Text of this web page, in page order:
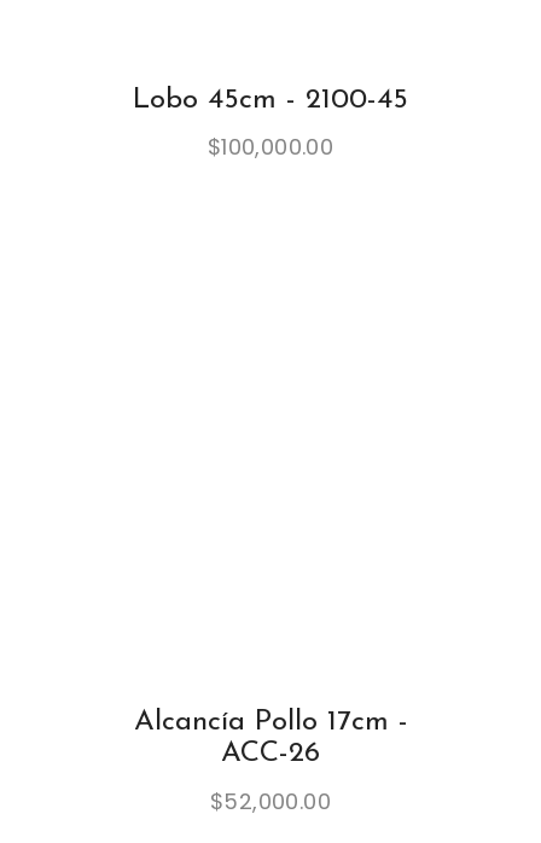
Lobo 45cm - 2100-45
$100,000.00
Alcancía Pollo 17cm -
ACC-26
$52,000.00